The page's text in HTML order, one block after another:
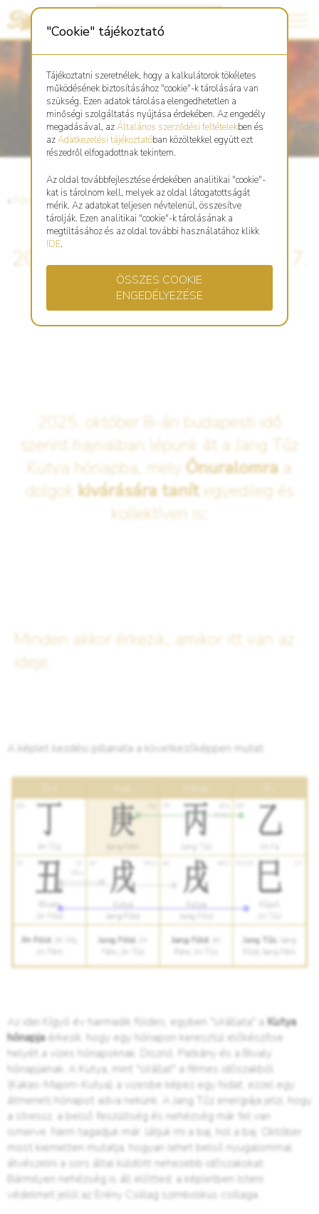
"Cookie" tájékoztató
Tájékoztatni szeretnélek, hogy a kalkulátorok tökéletes
működésének biztosításához "cookie"-k tárolására van
szükség. Ezen adatok tárolása elengedhetetlen a
minőségi szolgáltatás nyújtása érdekében. Az engedély
megadásával, azÁltalános szerződési feltételekben és
azAdatkezelési tájékoztatóban közöltekkel együtt ezt
részedről elfogadottnak tekintem.
Az oldal továbbfejlesztése érdekében analitikai "cookie"-
kat is tárolnom kell, melyek az oldal látogatottságát
mérik. Az adatokat teljesen névtelenül, összesítve
tárolják. Ezen analitikai "cookie"-k tárolásának a
megtiltásához és az oldal további használatához klikk
IDE.
ÖSSZES COOKIE
ENGEDÉLYEZÉSE
Főoldal«Blog
2025. Október 8. - November 7.
- Jang Tűz Kutya hónap
elemzése
2025. október 8-án budapesti idő
szerint hajnalban lépünk át a Jang Tűz
Kutya hónapba, mely Önuralomraa
dolgok kivárására tanítegyedileg és
kollektíven is:
Minden akkor érkezik, amikor itt van az
ideje.
A képlet kezdési pillanata a következőképpen mutat:
Az idei Kígyó év harmadik földes, egyben "sírállata" a Kutya
hónapjaérkezik, hogy egy hónapon keresztül előkészítse
helyét a vizes hónapoknak: Disznó, Patkány és a Bivaly
hónapjainak. A Kutya, mint "sírállat" a fémes időszakból
(Kakas-Majom-Kutya) a vizesbe képez egy hidat, ezzel egy
átmeneti hónapot adva nekünk. A Jang Tűz energiája jelzi, hogy
a stressz, a belső feszültség és nehézség már fel van
ismerve. Nem tagadjuk már, látjuk mi a baj, hol a baj. Október
most kiemelten mutatja, hogyan lehet belső nyugalommal
átvészelni a sors által küldött nehezebb időszakokat.
Bármilyen nehézség is áll előtted, a képletben Isteni
védelmet jelöl az Erény Csillag szimbolikus csillaga.